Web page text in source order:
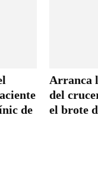
de
Arranca
del
el brote